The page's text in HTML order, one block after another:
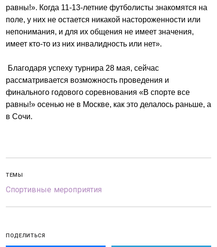
равны!». Когда 11-13-летние футболисты знакомятся на
поле, у них не остается никакой настороженности или
непонимания, и для их общения не имеет значения,
имеет кто-то из них инвалидность или нет».
Благодаря успеху турнира 28 мая, сейчас
рассматривается возможность проведения и
финального годового соревнования «В спорте все
равны!» осенью не в Москве, как это делалось раньше, а
в Сочи.
ТЕМЫ
Спортивные мероприятия
ПОДЕЛИТЬСЯ